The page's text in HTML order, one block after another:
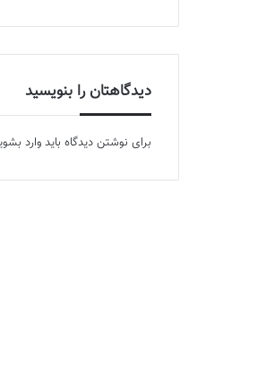
دیدگاهتان را بنویسید
برای نوشتن دیدگاه بایدوارد